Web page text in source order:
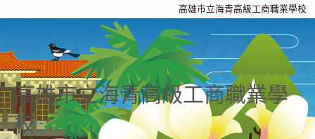
高雄市立海青高級工商職業學校
高雄市立海青高級工商職業學
校